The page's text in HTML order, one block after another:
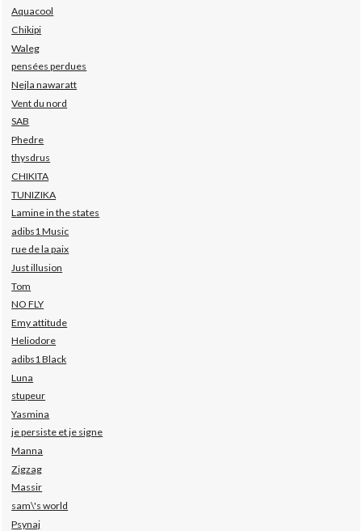
Aquacool
Chikipi
Waleg
pensées perdues
Nejla nawaratt
Vent du nord
SAB
Phedre
thysdrus
CHIKITA
TUNIZIKA
Lamine in the states
adibs1 Music
rue de la paix
Just illusion
Tom
NO FLY
Emy attitude
Heliodore
adibs1 Black
Luna
stupeur
Yasmina
je persiste et je signe
Manna
Zigzag
Massir
sam\'s world
Psynaj